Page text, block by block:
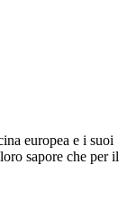
europea e i suoi
sapore che per il